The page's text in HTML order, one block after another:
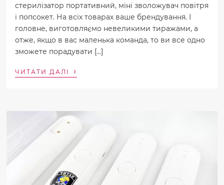
стерилізатор портативний, міні зволожувач повітря
і попсокет. На всіх товарах ваше брендування. І
головне, виготовляємо невеликими тиражами, а
отже, якщо в вас маленька команда, то ви все одно
зможете порадувати […]
ЧИТАТИ ДАЛІ ›